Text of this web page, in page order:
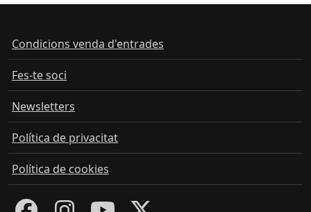
Condicions venda d'entrades
Fes-te soci
Newsletters
Política de privacitat
Política de cookies